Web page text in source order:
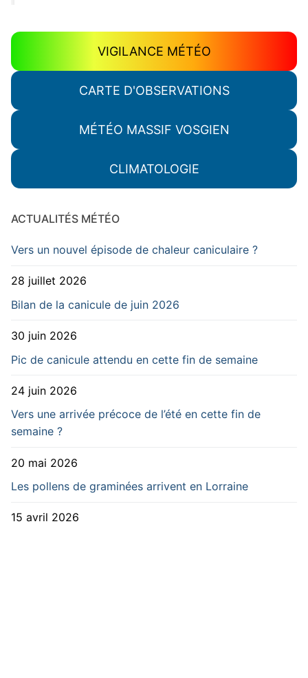
VIGILANCE MÉTÉO
CARTE D'OBSERVATIONS
MÉTÉO MASSIF VOSGIEN
CLIMATOLOGIE
ACTUALITÉS MÉTÉO
Vers un nouvel épisode de chaleur caniculaire ?
28 juillet 2026
Bilan de la canicule de juin 2026
30 juin 2026
Pic de canicule attendu en cette fin de semaine
24 juin 2026
Vers une arrivée précoce de l’été en cette fin de
semaine ?
20 mai 2026
Les pollens de graminées arrivent en Lorraine
15 avril 2026